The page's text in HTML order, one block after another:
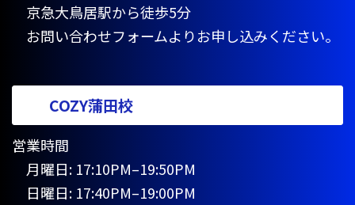
京急大鳥居駅から徒歩5分
お問い合わせフォームよりお申し込みください。
COZY蒲田校
営業時間
月曜日: 17:10PM–19:50PM
日曜日: 17:40PM–19:00PM